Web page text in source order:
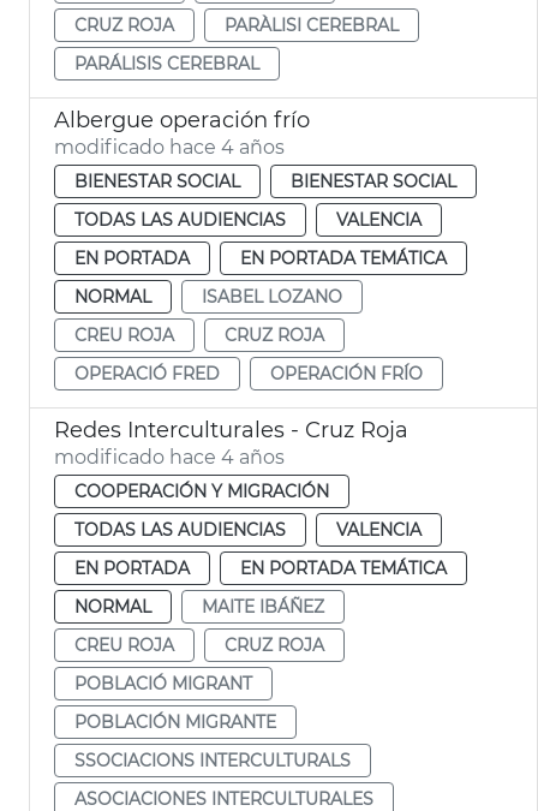
CRUZ ROJA
PARÀLISI CEREBRAL
PARÁLISIS CEREBRAL
Albergue operación frío
modificado hace 4 años
BIENESTAR SOCIAL
BIENESTAR SOCIAL
TODAS LAS AUDIENCIAS
VALENCIA
EN PORTADA
EN PORTADA TEMÁTICA
NORMAL
ISABEL LOZANO
CREU ROJA
CRUZ ROJA
OPERACIÓ FRED
OPERACIÓN FRÍO
Redes Interculturales - Cruz Roja
modificado hace 4 años
COOPERACIÓN Y MIGRACIÓN
TODAS LAS AUDIENCIAS
VALENCIA
EN PORTADA
EN PORTADA TEMÁTICA
NORMAL
MAITE IBÁÑEZ
CREU ROJA
CRUZ ROJA
POBLACIÓ MIGRANT
POBLACIÓN MIGRANTE
SSOCIACIONS INTERCULTURALS
ASOCIACIONES INTERCULTURALES